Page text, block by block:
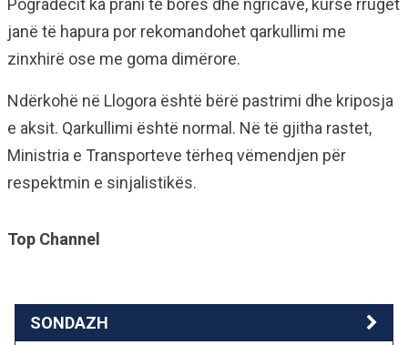
Pogradecit ka prani të borës dhe ngricave, kurse rrugët
janë të hapura por rekomandohet qarkullimi me
zinxhirë ose me goma dimërore.
Ndërkohë në Llogora është bërë pastrimi dhe kriposja
e aksit. Qarkullimi është normal. Në të gjitha rastet,
Ministria e Transporteve tërheq vëmendjen për
respektmin e sinjalistikës.
Top Channel
SONDAZH